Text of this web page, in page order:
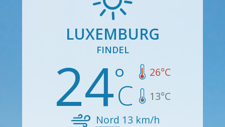
LUXEMBURG
FINDEL
24 26°C
13°C
Nord 13 km/h